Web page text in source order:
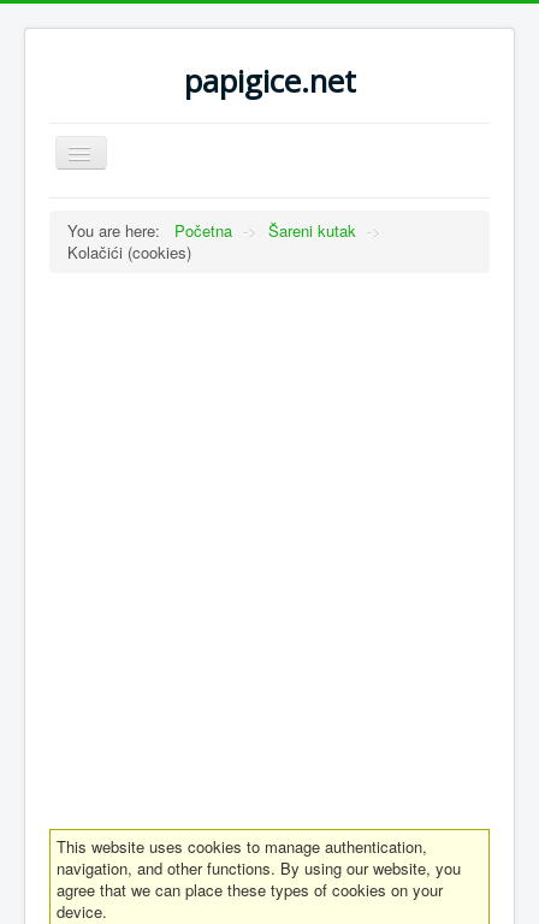
papigice.net
Toggle
Navigation
You are here: Početna -> Šareni kutak ->
Kolačići (cookies)
This website uses cookies to manage authentication,
navigation, and other functions. By using our website, you
agree that we can place these types of cookies on your
device.